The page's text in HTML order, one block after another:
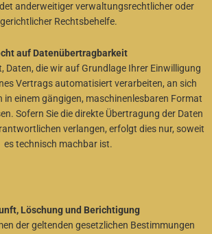
anderweitiger verwaltungsrechtlicher oder
gerichtlicher Rechtsbehelfe.
auf Datenübertragbarkeit
Daten, die wir auf Grundlage Ihrer Einwilligung
Vertrags automatisiert verarbeiten, an sich
in einem gängigen, maschinenlesbaren Format
Sofern Sie die direkte Übertragung der Daten
verlangen, erfolgt dies nur, soweit
es technisch machbar ist.
Löschung und Berichtigung
der geltenden gesetzlichen Bestimmungen